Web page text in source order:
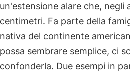
un'estensione alare che, negli
centimetri. Fa parte della
nativa del continente
possa sembrare semplice, ci
confonderla. Due esempi in